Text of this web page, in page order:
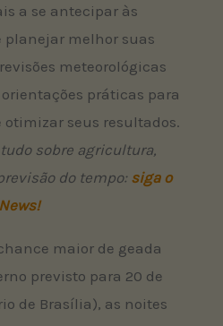
a se antecipar às
planejar melhor suas
meteorológicas
práticas para
otimizar seus resultados.
sobre agricultura,
do tempo: siga o
maior de geada
previsto para 20 de
de Brasília), as noites